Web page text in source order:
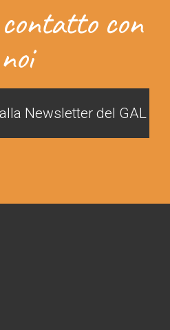
con
noi
Newsletter del GAL